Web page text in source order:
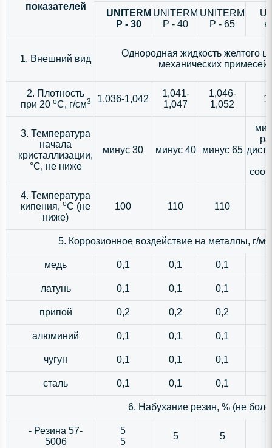
показателей
UNITERM
P - 30
UNITERM
P - 40
UNITERM
P - 65
1. Внешний вид
Однородная жидкость желтого
механических примесей
2. Плотность
при 20 oC, г/см3 1,036-1,042
1,041-
1,047
1,046-
1,052
3. Температура
начала
кристаллизации,
°С, не ниже
минус 30 минус 40 минус 65
4. Температура
кипения, oC (не
ниже)
100 110 110
5. Коррозионное воздействие на металлы, г/м2
медь 0,1 0,1 0,1
латунь 0,1 0,1 0,1
припой 0,2 0,2 0,2
алюминий 0,1 0,1 0,1
чугун 0,1 0,1 0,1
сталь 0,1 0,1 0,1
6. Набухание резин, % (не
- Резина 57-
5006
5
5
5 5